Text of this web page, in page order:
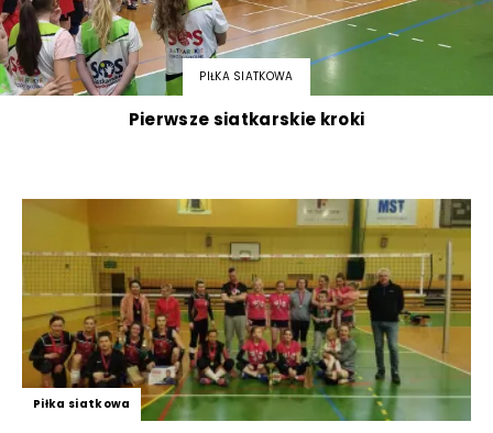
PIŁKA SIATKOWA
Pierwsze siatkarskie kroki
Piłka siatkowa